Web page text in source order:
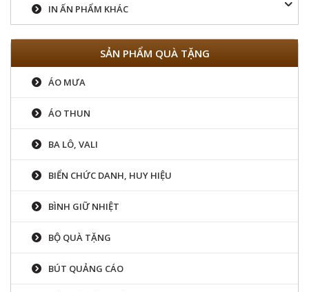
IN ẤN PHẨM KHÁC
SẢN PHẨM QUÀ TẶNG
ÁO MƯA
ÁO THUN
BA LÔ, VALI
BIỂN CHỨC DANH, HUY HIỆU
BÌNH GIỮ NHIỆT
BỘ QUÀ TẶNG
BÚT QUẢNG CÁO